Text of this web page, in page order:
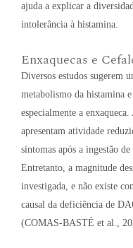
ajuda a explicar a
intolerância à histamina.
Enxaquecas e
Diversos estudos sugerem
metabolismo da histamina
especialmente a
apresentam atividade
sintomas após a ingestão
Entretanto, a magnitude
investigada, e não existe
causal da deficiência de
(COMAS-BASTÉ et al.,